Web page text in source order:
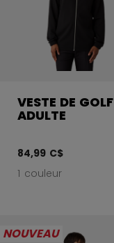
VESTE DE GOLF
ADULTE
84,99 C$
1 couleur
NOUVEAU